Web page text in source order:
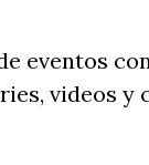
eventos
videos y